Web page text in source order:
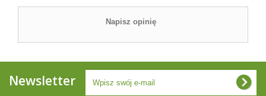
Napisz opinię
Newsletter